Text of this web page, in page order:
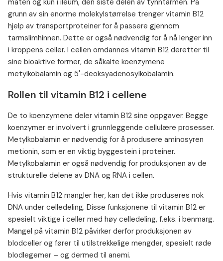
maten og kun i ileum, den siste delen av tynntarmen. På
grunn av sin enorme molekylstørrelse trenger vitamin B12
hjelp av transportproteiner for å passere gjennom
tarmslimhinnen. Dette er også nødvendig for å nå lenger inn
i kroppens celler. I cellen omdannes vitamin B12 deretter til
sine bioaktive former, de såkalte koenzymene
metylkobalamin og 5'-deoksyadenosylkobalamin.
Rollen til vitamin B12 i cellene
De to koenzymene deler vitamin B12 sine oppgaver. Begge
koenzymer er involvert i grunnleggende cellulære prosesser.
Metylkobalamin er nødvendig for å produsere aminosyren
metionin, som er en viktig byggestein i proteiner.
Metylkobalamin er også nødvendig for produksjonen av de
strukturelle delene av DNA og RNA i cellen.
Hvis vitamin B12 mangler her, kan det ikke produseres nok
DNA under celledeling. Disse funksjonene til vitamin B12 er
spesielt viktige i celler med høy celledeling, f.eks. i benmarg.
Mangel på vitamin B12 påvirker derfor produksjonen av
blodceller og fører til utilstrekkelige mengder, spesielt røde
blodlegemer – og dermed til anemi.